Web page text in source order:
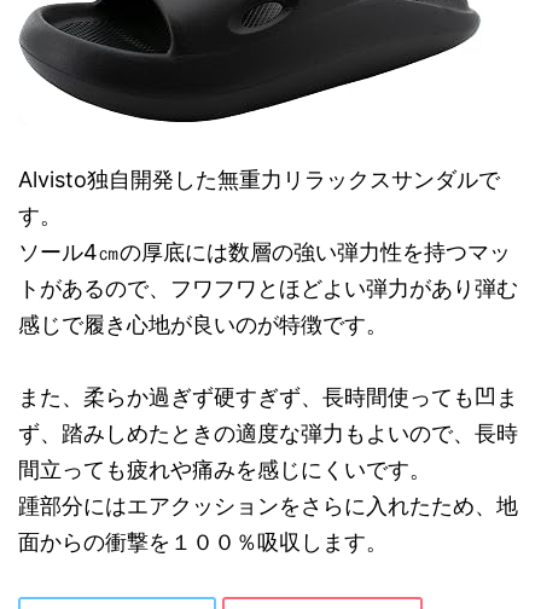
Alvisto独自開発した無重力リラックスサンダルで
す。
ソール4㎝の厚底には数層の強い弾力性を持つマッ
トがあるので、フワフワとほどよい弾力があり弾む
感じで履き心地が良いのが特徴です。
また、柔らか過ぎず硬すぎず、長時間使っても凹ま
ず、踏みしめたときの適度な弾力もよいので、長時
間立っても疲れや痛みを感じにくいです。
踵部分にはエアクッションをさらに入れたため、地
面からの衝撃を１００％吸収します。